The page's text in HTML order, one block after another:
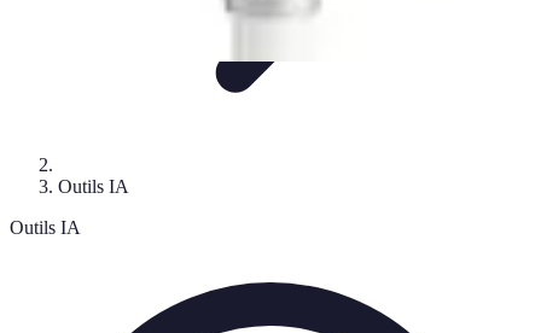
Outils IA
Outils IA